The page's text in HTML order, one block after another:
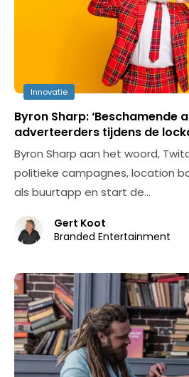
Innovatie
Byron Sharp: ‘Beschamende
adverteerders tijdens de
Byron Sharp aan het woord,
politieke campagnes, location
als buurtapp en start de…
Gert Koot
Branded Entertainment